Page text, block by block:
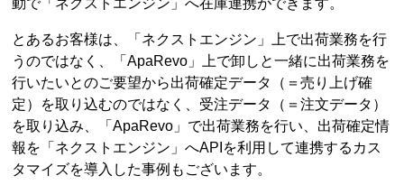
動で「ネクストエンジン」へ在庫連携ができます。
とあるお客様は、「ネクストエンジン」上で出荷業務を行
うのではなく、「ApaRevo」上で卸しと一緒に出荷業務を
行いたいとのご要望から出荷確定データ（＝売り上げ確
定）を取り込むのではなく、受注データ（＝注文データ）
を取り込み、「ApaRevo」で出荷業務を行い、出荷確定情
報を「ネクストエンジン」へAPIを利用して連携するカス
タマイズを導入した事例もございます。